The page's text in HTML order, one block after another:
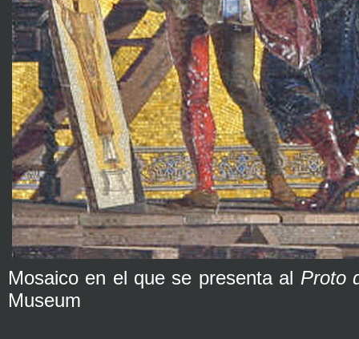
Mosaico en el que se presenta al Proto
Museum